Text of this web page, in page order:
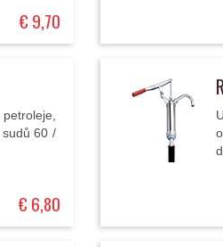
€ 9,70
60 /
€ 6,80